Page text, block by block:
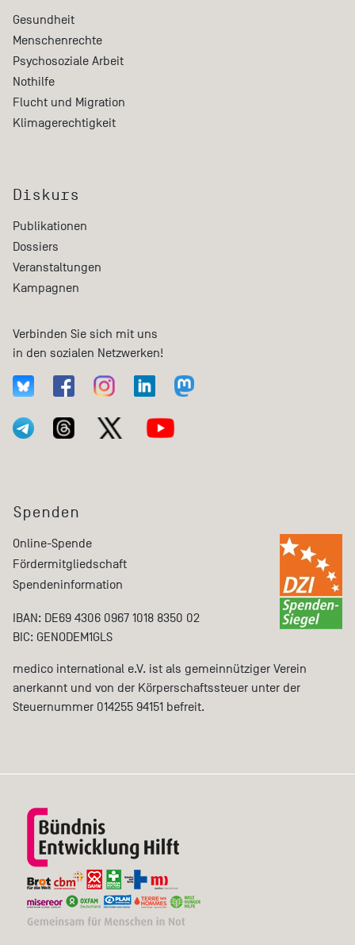
Gesundheit
Menschenrechte
Psychosoziale Arbeit
Nothilfe
Flucht und Migration
Klimagerechtigkeit
Diskurs
Publikationen
Dossiers
Veranstaltungen
Kampagnen
Verbinden Sie sich mit uns
in den sozialen Netzwerken!
Spenden
Online-Spende
Fördermitgliedschaft
Spendeninformation
IBAN: DE69 4306 0967 1018 8350 02
BIC: GENODEM1GLS
medico international e.V. ist als gemeinnütziger Verein
anerkannt und von der Körperschaftssteuer unter der
Steuernummer 014255 94151 befreit.